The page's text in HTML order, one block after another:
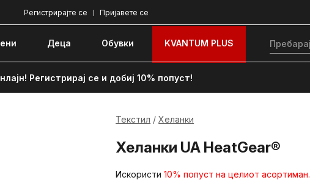
Пријавете се
Регистрирајте се
Децa Обувки KVANTUM PLUS
Регистрирај се и добиј 10% попуст!
Текстил Хеланки
Хеланки UA HeatGear®
Искористи10% попуст на целиот асортиман.